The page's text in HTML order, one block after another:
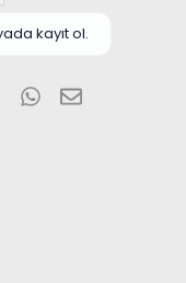
kayıt ol.
TumblrWhatsApp
E-posta